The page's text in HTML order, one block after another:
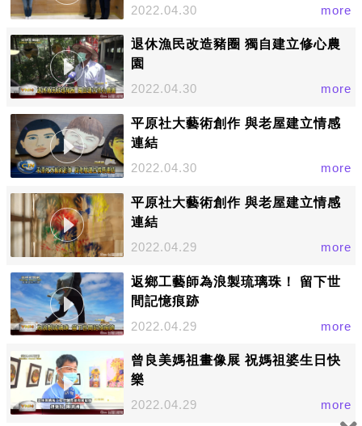
2022.04.30
more
退休漁民改造豬圈 獨自建立修心農
園
2022.04.30
more
平原社大藝術創作 與老屋建立情感
連結
2022.04.30
more
平原社大藝術創作 與老屋建立情感
連結
2022.04.29
more
返鄉工藝師為浪製琉璃珠！ 留下世
間記憶痕跡
2022.04.29
more
曾良美媽祖畫像展 祝媽祖婆生日快
樂
2022.04.29
more